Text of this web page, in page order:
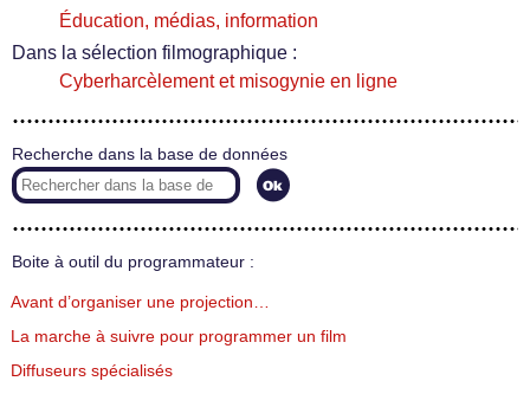
Éducation, médias, information
Dans la sélection filmographique :
Cyberharcèlement et misogynie en ligne
Recherche dans la base de données
Boite à outil du programmateur :
Avant d’organiser une projection…
La marche à suivre pour programmer un film
Diffuseurs spécialisés